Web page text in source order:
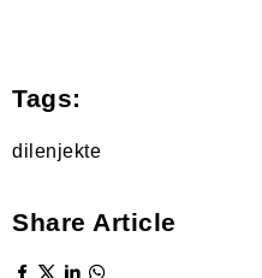
Tags:
dil enjekte
Share Article